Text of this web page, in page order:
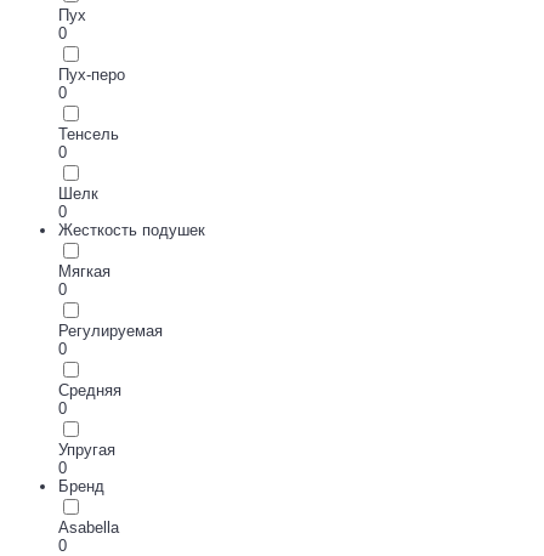
Пух
0
Пух-перо
0
Тенсель
0
Шелк
0
Жесткость подушек
Мягкая
0
Регулируемая
0
Средняя
0
Упругая
0
Бренд
Asabella
0